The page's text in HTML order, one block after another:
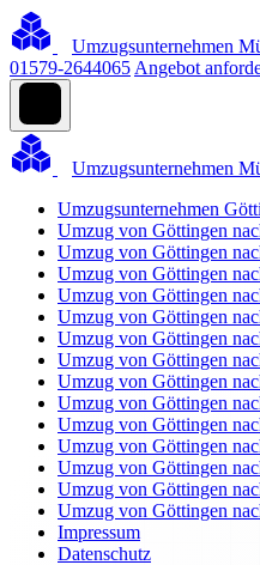
Umzugsunternehmen
01579-2644065 Angebot
Umzugsunternehmen
Umzugsunternehmen
Umzug von Göttingen
Umzug von Göttingen
Umzug von Göttingen
Umzug von Göttingen
Umzug von Göttingen
Umzug von Göttingen
Umzug von Göttingen
Umzug von Göttingen
Umzug von Göttingen
Umzug von Göttingen
Umzug von Göttingen
Umzug von Göttingen
Umzug von Göttingen
Umzug von Göttingen
Impressum
Datenschutz